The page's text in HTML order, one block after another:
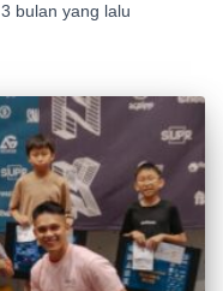
3 bulan yang lalu